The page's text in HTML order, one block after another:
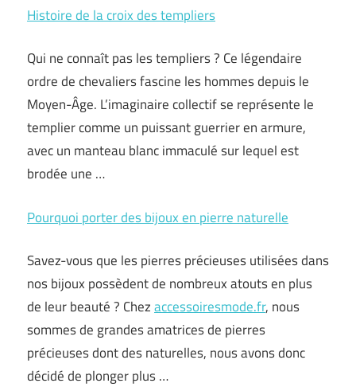
Histoire de la croix des templiers
Qui ne connaît pas les templiers ? Ce légendaire
ordre de chevaliers fascine les hommes depuis le
Moyen-Âge. L’imaginaire collectif se représente le
templier comme un puissant guerrier en armure,
avec un manteau blanc immaculé sur lequel est
brodée une …
Pourquoi porter des bijoux en pierre naturelle
Savez-vous que les pierres précieuses utilisées dans
nos bijoux possèdent de nombreux atouts en plus
de leur beauté ? Chezaccessoiresmode.fr, nous
sommes de grandes amatrices de pierres
précieuses dont des naturelles, nous avons donc
décidé de plonger plus …